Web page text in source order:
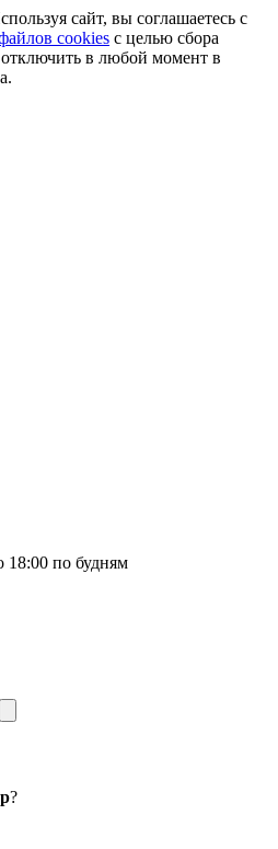
сайт, вы соглашаетесь с
cookies с целью сбора
в любой момент в
18:00 по будням
?